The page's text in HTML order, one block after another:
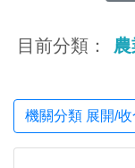
目前分類：
機關分類 展開/收